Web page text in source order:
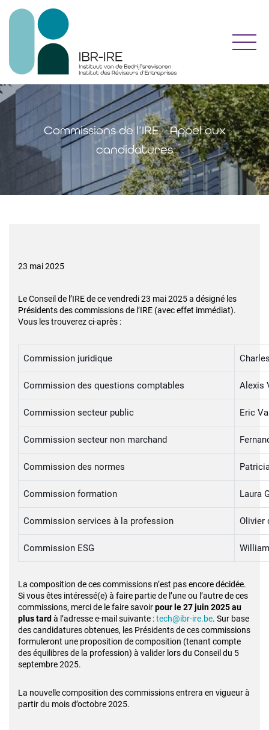
Commissions de l’IRE – Appel aux
candidatures
23 mai 2025
Le Conseil de l’IRE de ce vendredi 23 mai 2025 a désigné les
Présidents des commissions de l’IRE (avec effet immédiat).
Vous les trouverez ci-après :
Commission juridique
Commission des questions comptables Alexis
Commission secteur public Eric
Commission secteur non marchand
Commission des normes
Commission formation Laura
Commission services à la profession Olivier
Commission ESG
La composition de ces commissions n’est pas encore décidée.
Si vous êtes intéressé(e) à faire partie de l’une ou l’autre de ces
commissions, merci de le faire savoirpour le 27 juin 2025 au
plus tard à l’adresse e-mail suivante :tech@ibr-ire.be. Sur base
des candidatures obtenues, les Présidents de ces commissions
formuleront une proposition de composition (tenant compte
des équilibres de la profession) à valider lors du Conseil du 5
septembre 2025.
La nouvelle composition des commissions entrera en vigueur à
partir du mois d’octobre 2025.